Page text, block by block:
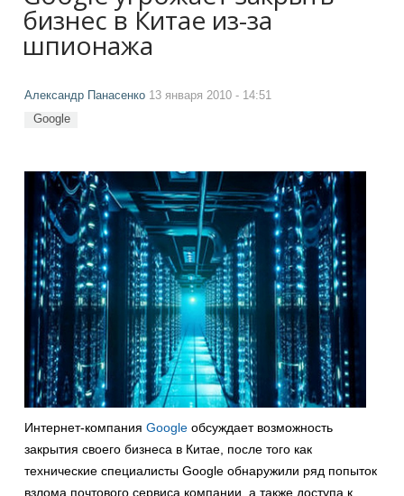
бизнес в Китае из-за
шпионажа
Александр Панасенко 13 января 2010 - 14:51
Google
Интернет-компания Google обсуждает возможность
закрытия своего бизнеса в Китае, после того как
технические специалисты Google обнаружили ряд попыток
взлома почтового сервиса компании, а также доступа к